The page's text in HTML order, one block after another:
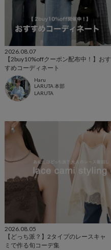
2026.08.07
【2buy10%offクーポン配布中！】おす
すめコーディネート
Haru
LARUTA 本部
LARUTA
2026.08.05
【どっち派？】2タイプのレースキャ
ミで作る旬コーデ集